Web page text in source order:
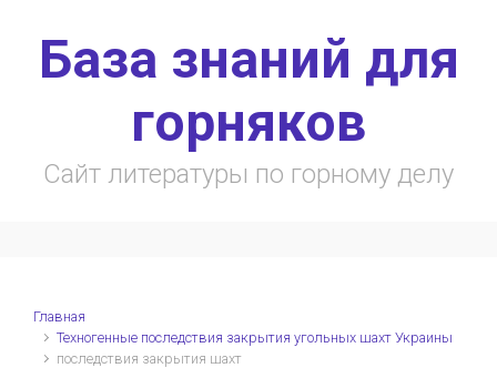
База знаний для
горняков
Сайт литературы по горному делу
Главная
Техногенные последствия закрытия угольных шахт Украины
последствия закрытия шахт